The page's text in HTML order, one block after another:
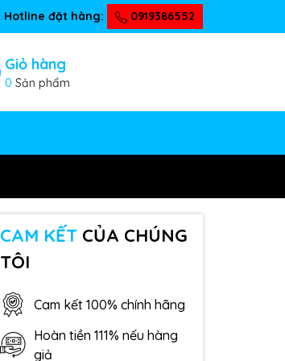
Hotline đặt hàng: 0919386552
Giỏ hàng
0 Sản phẩm
CAM KẾTCỦA CHÚNG
TÔI
Cam kết 100% chính hãng
Hoàn tiền 111% nếu hàng
giả